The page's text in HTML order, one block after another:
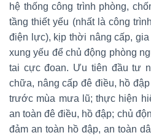
hệ thống công trình phòng,
tầng thiết yếu (nhất là công
điện lực), kịp thời nâng cấp,
xung yếu để chủ động phòng
tai cực đoan. Ưu tiên đầu tư
chữa, nâng cấp đê điều, hồ
trước mùa mưa lũ; thực hiện
an toàn đê điều, hồ đập; chủ
đảm an toàn hồ đập, an toàn